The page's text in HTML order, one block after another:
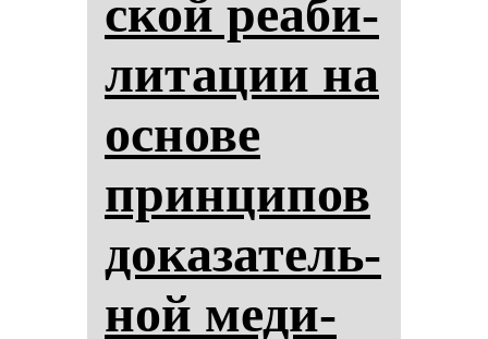
ской ре­аби­
ли­та­ции на
ос­но­ве
прин­ци­пов
до­ка­за­тель­
ной ме­ди­